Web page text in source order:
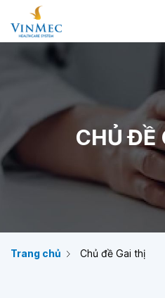
CHỦ ĐỀ
Trang chủ Chủ đề Gai thị